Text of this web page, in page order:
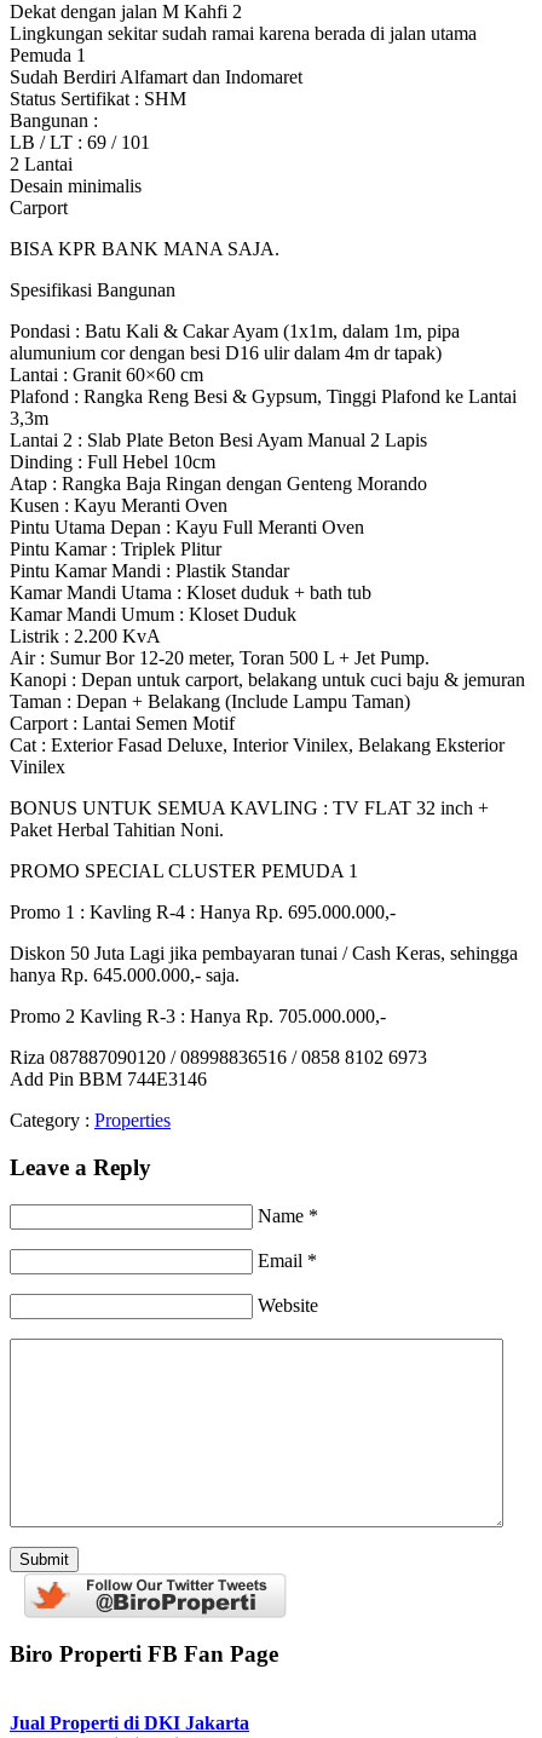
Dekat dengan jalan M Kahfi 2
Lingkungan sekitar sudah ramai karena berada di jalan utama
Pemuda 1
Sudah Berdiri Alfamart dan Indomaret
Status Sertifikat : SHM
Bangunan :
LB / LT : 69 / 101
2 Lantai
Desain minimalis
Carport
BISA KPR BANK MANA SAJA.
Spesifikasi Bangunan
Pondasi : Batu Kali & Cakar Ayam (1x1m, dalam 1m, pipa
alumunium cor dengan besi D16 ulir dalam 4m dr tapak)
Lantai : Granit 60×60 cm
Plafond : Rangka Reng Besi & Gypsum, Tinggi Plafond ke Lantai
3,3m
Lantai 2 : Slab Plate Beton Besi Ayam Manual 2 Lapis
Dinding : Full Hebel 10cm
Atap : Rangka Baja Ringan dengan Genteng Morando
Kusen : Kayu Meranti Oven
Pintu Utama Depan : Kayu Full Meranti Oven
Pintu Kamar : Triplek Plitur
Pintu Kamar Mandi : Plastik Standar
Kamar Mandi Utama : Kloset duduk + bath tub
Kamar Mandi Umum : Kloset Duduk
Listrik : 2.200 KvA
Air : Sumur Bor 12-20 meter, Toran 500 L + Jet Pump.
Kanopi : Depan untuk carport, belakang untuk cuci baju & jemuran
Taman : Depan + Belakang (Include Lampu Taman)
Carport : Lantai Semen Motif
Cat : Exterior Fasad Deluxe, Interior Vinilex, Belakang Eksterior
Vinilex
BONUS UNTUK SEMUA KAVLING : TV FLAT 32 inch +
Paket Herbal Tahitian Noni.
PROMO SPECIAL CLUSTER PEMUDA 1
Promo 1 : Kavling R-4 : Hanya Rp. 695.000.000,-
Diskon 50 Juta Lagi jika pembayaran tunai / Cash Keras, sehingga
hanya Rp. 645.000.000,- saja.
Promo 2 Kavling R-3 : Hanya Rp. 705.000.000,-
Riza 087887090120 / 08998836516 / 0858 8102 6973
Add Pin BBM 744E3146
Category : Properties
Leave a Reply
Name *
Email *
Website
Biro Properti FB Fan Page
Jual Properti di DKI Jakarta